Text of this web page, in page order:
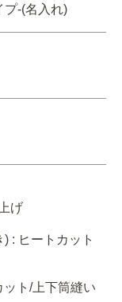
プ-(名入れ)
げ
: ヒートカット
ト/上下筒縫い